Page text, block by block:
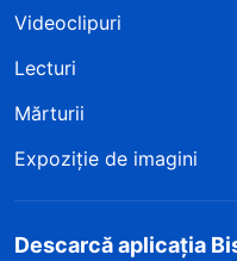
Videoclipuri
Lecturi
Mărturii
Expoziție de imagini
Descarcă aplicația